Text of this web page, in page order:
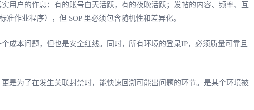
用户的作息：有的账号白天活跃，有的夜晚活跃；发帖的内容、频率、互
作业程序），但 SOP 里必须包含随机性和差异化。
成本问题，但也是安全红线。同时，所有环境的登录IP，必须质量可靠且
是为了在发生关联封禁时，能快速回溯可能出问题的环节。是某个环境被